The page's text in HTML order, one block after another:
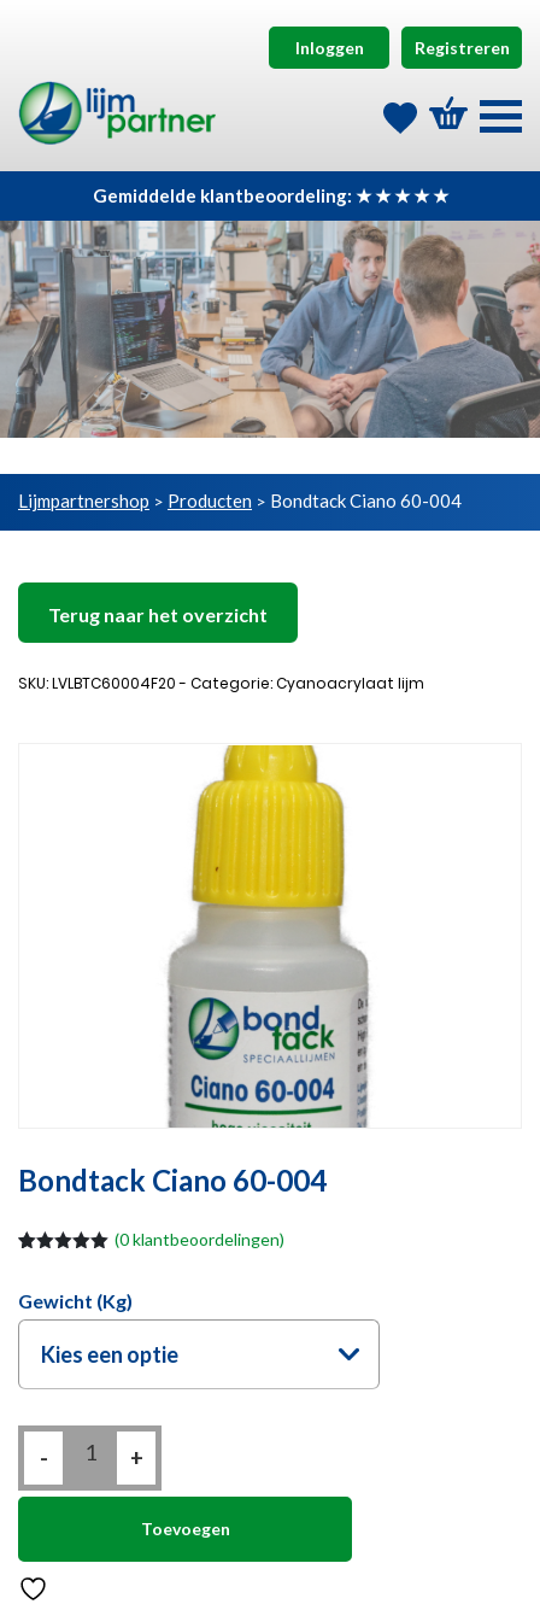
Inloggen Registreren
Gemiddelde klantbeoordeling: ★ ★ ★ ★ ★
Lijmpartnershop > Producten > Bondtack Ciano 60-004
Terug naar het overzicht
SKU: LVLBTC60004F20 - Categorie: Cyanoacrylaat lijm
Bondtack Ciano 60-004
gebaseerd
op
(0klantbeoordelingen)
Gewicht (kg)
Kies een optie
-
Bondtack
Ciano
004
+
Toevoegen